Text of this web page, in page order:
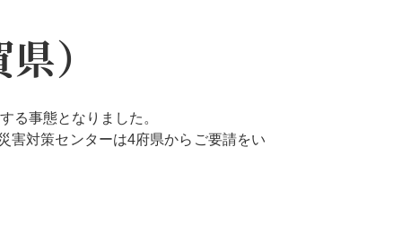
）
る事態となりました。
害対策センターは4府県からご要請をい